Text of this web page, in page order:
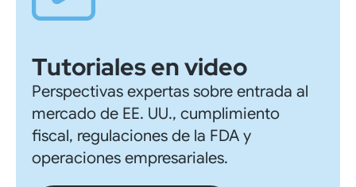
Tutoriales en video
Perspectivas expertas sobre entrada al
mercado de EE. UU., cumplimiento
fiscal, regulaciones de la FDA y
operaciones empresariales.